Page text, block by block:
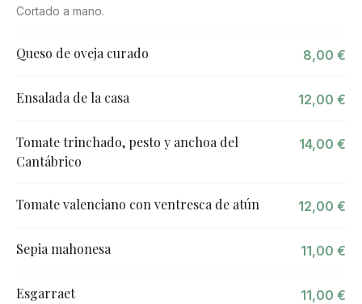
Cortado a mano.
Queso de oveja curado 8,00 €
Ensalada de la casa 12,00 €
Tomate trinchado, pesto y anchoa del
Cantábrico
14,00 €
Tomate valenciano con ventresca de atún 12,00 €
Sepia mahonesa 11,00 €
Esgarraet 11,00 €